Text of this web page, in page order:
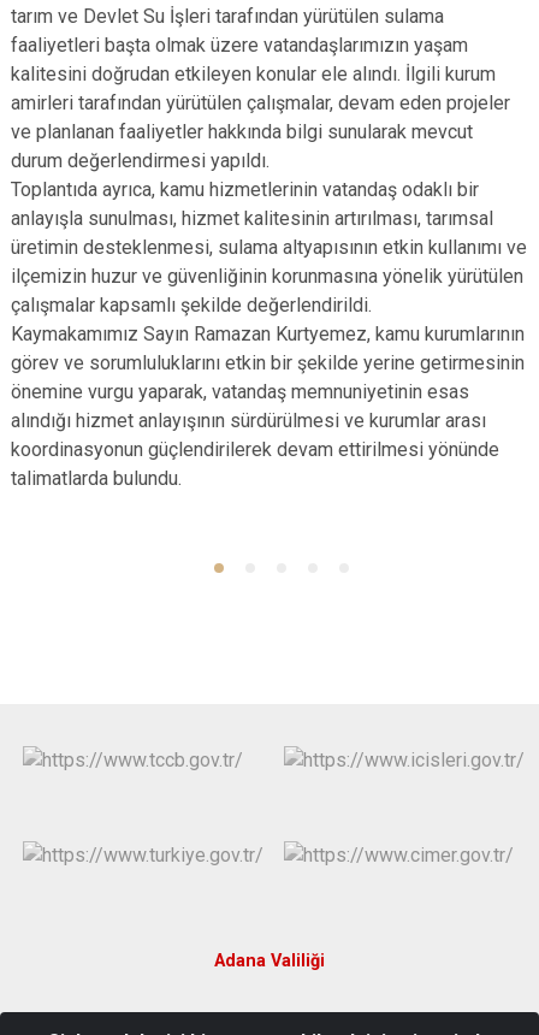
tarım ve Devlet Su İşleri tarafından yürütülen sulama
faaliyetleri başta olmak üzere vatandaşlarımızın yaşam
kalitesini doğrudan etkileyen konular ele alındı. İlgili kurum
amirleri tarafından yürütülen çalışmalar, devam eden projeler
ve planlanan faaliyetler hakkında bilgi sunularak mevcut
durum değerlendirmesi yapıldı.
Toplantıda ayrıca, kamu hizmetlerinin vatandaş odaklı bir
anlayışla sunulması, hizmet kalitesinin artırılması, tarımsal
üretimin desteklenmesi, sulama altyapısının etkin kullanımı ve
ilçemizin huzur ve güvenliğinin korunmasına yönelik yürütülen
çalışmalar kapsamlı şekilde değerlendirildi.
Kaymakamımız Sayın Ramazan Kurtyemez, kamu kurumlarının
görev ve sorumluluklarını etkin bir şekilde yerine getirmesinin
önemine vurgu yaparak, vatandaş memnuniyetinin esas
alındığı hizmet anlayışının sürdürülmesi ve kurumlar arası
koordinasyonun güçlendirilerek devam ettirilmesi yönünde
talimatlarda bulundu.
Adana Valiliği